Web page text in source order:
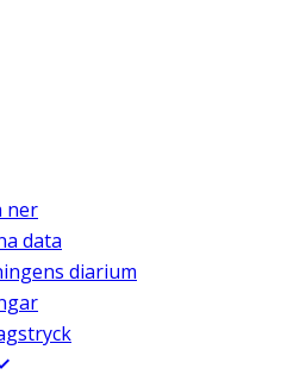
ner
data
diarium